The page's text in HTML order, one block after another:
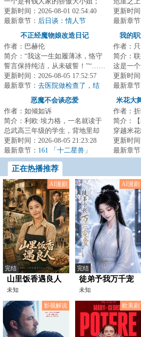
一个是在山里当庙祝的清冷少
女。她们一个被杀...
更新时间：2026-08-01 02:54:40
最新章节： 后日谈：情人节
（下）（月初求票）
为天选
后，行
更新时
最新章节
望
不正经魔物娘改造日记
作者：巴赫伦
简介：“我这一生如履薄冰，恪守
誓言保持纯洁，从未破誓！”“……
你问她们是怎么回事？”“嗨！”“圣
骑...
更新时间：2026-08-05 17:52:57
最新章节： 去医院做检查了，结
我的
作者：
简介：
这是一
所有智
式就职
更新时
最新章节
恶魔不会谈恋爱
作者：如倾如诉
简介：利欧·埃力格，一名就读于
总武高三年级的学生，背地里却
是一个恶魔。在这个存在恶魔、
天使及堕天使...
更新时间：2026-08-05 21:23:28
最新章节： 161 「十二星兽」
米花大
作者：
简介：
穿越米
了，让
案。看
更新时
最新章节
正在热播推荐
AI漫剧
完结
山里饭香遇良人
未知
AI漫剧
完结
徒弟予我万千宠
爱
未知
影视解说
欧美剧